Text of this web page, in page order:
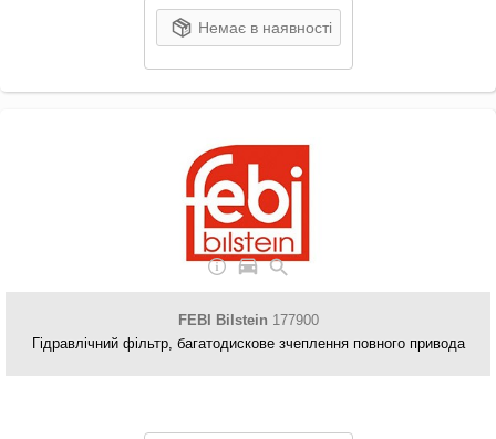
Немає в наявності
FEBI Bilstein 177900
Гідравлічний фільтр, багатодискове зчеплення повного привода